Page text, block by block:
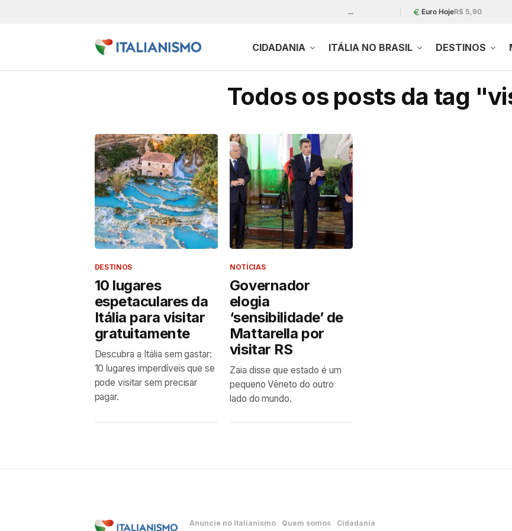
… Euro HojeR$ 5,90
CIDADANIA ITÁLIA NO BRASIL DESTINOS
Todos os posts da tag
DESTINOS
10 lugares
espetaculares da
Itália para visitar
gratuitamente
Descubra a Itália sem gastar:
10 lugares imperdíveis que se
pode visitar sem precisar
pagar.
NOTÍCIAS
Governador
elogia
‘sensibilidade’ de
Mattarella por
visitar RS
Zaia disse que estado é um
pequeno Vêneto do outro
lado do mundo.
Anuncie no Italianismo Quem somos
Cidadania